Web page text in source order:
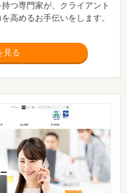
つ専門家が、クライアント
高めるお手伝いをします。
見る